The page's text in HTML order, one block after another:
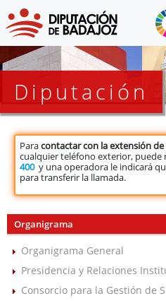
Diputación
Paracontactar con la extensión
cualquier teléfono exterior, puede
400y una operadora le indicará
para transferir la llamada.
Organigrama
Organigrama General
Presidencia y Relaciones
Consorcio para la Gestión de